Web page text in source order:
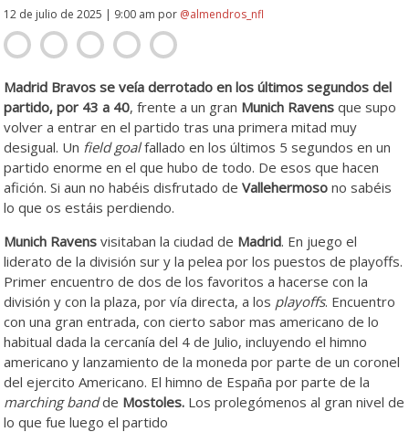
12 de julio de 2025 | 9:00 am por @almendros_nfl
Madrid Bravos se veía derrotado en los últimos segundos del
partido, por 43 a 40, frente a un gran Munich Ravens que supo
volver a entrar en el partido tras una primera mitad muy
desigual. Un field goalfallado en los últimos 5 segundos en un
partido enorme en el que hubo de todo. De esos que hacen
afición. Si aun no habéis disfrutado deVallehermoso no sabéis
lo que os estáis perdiendo.
Munich Ravens visitaban la ciudad de Madrid. En juego el
liderato de la división sur y la pelea por los puestos de playoffs.
Primer encuentro de dos de los favoritos a hacerse con la
división y con la plaza, por vía directa, a los playoffs. Encuentro
con una gran entrada, con cierto sabor mas americano de lo
habitual dada la cercanía del 4 de Julio, incluyendo el himno
americano y lanzamiento de la moneda por parte de un coronel
del ejercito Americano. El himno de España por parte de la
marching bandde Mostoles. Los prolegómenos al gran nivel de
lo que fue luego el partido